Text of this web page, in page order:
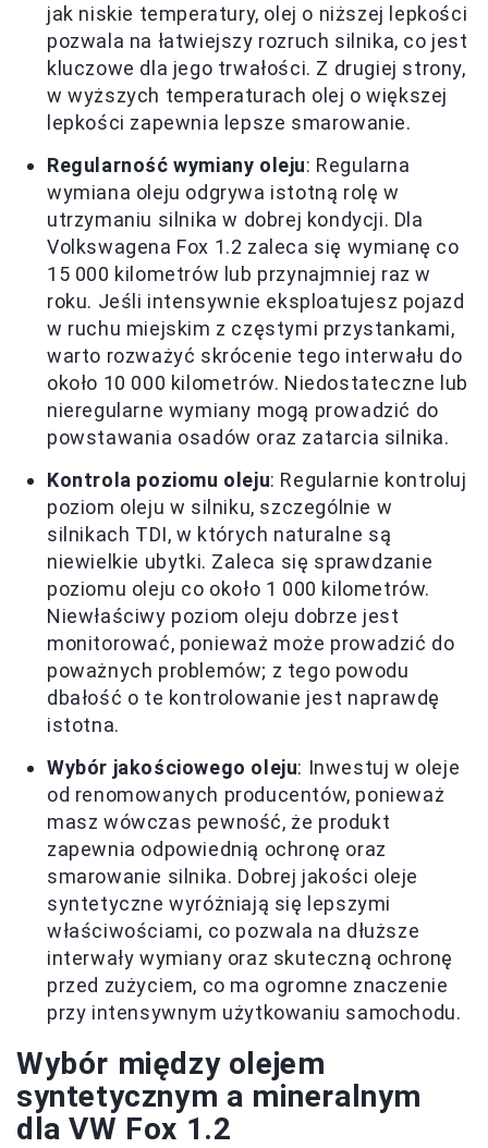
jak niskie temperatury, olej o niższej lepkości
pozwala na łatwiejszy rozruch silnika, co jest
kluczowe dla jego trwałości. Z drugiej strony,
w wyższych temperaturach olej o większej
lepkości zapewnia lepsze smarowanie.
Regularność wymiany oleju: Regularna
wymiana oleju odgrywa istotną rolę w
utrzymaniu silnika w dobrej kondycji. Dla
Volkswagena Fox 1.2 zaleca się wymianę co
15 000 kilometrów lub przynajmniej raz w
roku. Jeśli intensywnie eksploatujesz pojazd
w ruchu miejskim z częstymi przystankami,
warto rozważyć skrócenie tego interwału do
około 10 000 kilometrów. Niedostateczne lub
nieregularne wymiany mogą prowadzić do
powstawania osadów oraz zatarcia silnika.
Kontrola poziomu oleju: Regularnie kontroluj
poziom oleju w silniku, szczególnie w
silnikach TDI, w których naturalne są
niewielkie ubytki. Zaleca się sprawdzanie
poziomu oleju co około 1 000 kilometrów.
Niewłaściwy poziom oleju dobrze jest
monitorować, ponieważ może prowadzić do
poważnych problemów; z tego powodu
dbałość o te kontrolowanie jest naprawdę
istotna.
Wybór jakościowego oleju: Inwestuj w oleje
od renomowanych producentów, ponieważ
masz wówczas pewność, że produkt
zapewnia odpowiednią ochronę oraz
smarowanie silnika. Dobrej jakości oleje
syntetyczne wyróżniają się lepszymi
właściwościami, co pozwala na dłuższe
interwały wymiany oraz skuteczną ochronę
przed zużyciem, co ma ogromne znaczenie
przy intensywnym użytkowaniu samochodu.
Wybór między olejem
syntetycznym a mineralnym
dla VW Fox 1.2